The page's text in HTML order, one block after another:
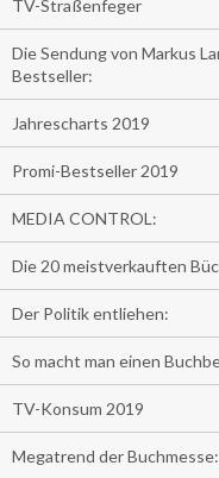
TV-Straßenfeger
Die Sendung von Markus
Bestseller:
Jahrescharts 2019
Promi-Bestseller 2019
MEDIA CONTROL:
Die 20 meistverkauften
Der Politik entliehen:
So macht man einen
TV-Konsum 2019
Megatrend der